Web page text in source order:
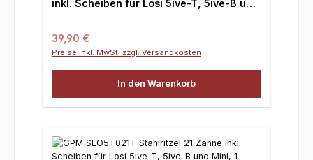
inkl. Scheiben für Losi 5ive-T, 5ive-B und
Regulärer Preis:
39,90 €
Preise inkl. MwSt. zzgl. Versandkosten
In den Warenkorb